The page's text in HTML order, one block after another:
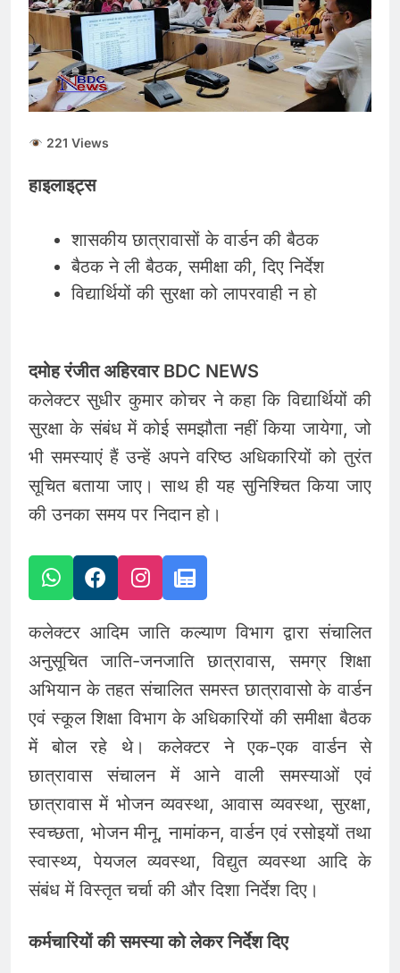
ताजा भाव
भारतीय शेयर बाजार में
सकारात्मक शुरुआत, सेंसेक्स-
निफ्टी हरे निशान पर खुले;
क्रूड ऑयल में नरमी
August 6, 2026
6 अगस्त 2026 पंचांग, मूलांक
और राशिफल: जानिए आज का
221 Views
हाइलाइट्स
शासकीय छात्रावासों के वार्डन की बैठक
बैठक ने ली बैठक, समीक्षा की, दिए निर्देश
विद्यार्थियों की सुरक्षा को लापरवाही न हो
दमोह रंजीत अहिरवार BDC NEWS
कलेक्टर सुधीर कुमार कोचर ने कहा कि विद्यार्थियों की
सुरक्षा के संबंध में कोई समझौता नहीं किया जायेगा, जो
भी समस्याएं हैं उन्हें अपने वरिष्ठ अधिकारियों को तुरंत
सूचित बताया जाए। साथ ही यह सुनिश्चित किया जाए
की उनका समय पर निदान हो।
कलेक्टर आदिम जाति कल्याण विभाग द्वारा संचालित
अनुसूचित जाति-जनजाति छात्रावास, समग्र शिक्षा
अभियान के तहत संचालित समस्त छात्रावासो के वार्डन
एवं स्कूल शिक्षा विभाग के अधिकारियों की समीक्षा बैठक
में बोल रहे थे। कलेक्टर ने एक-एक वार्डन से
छात्रावास संचालन में आने वाली समस्याओं एवं
छात्रावास में भोजन व्यवस्था, आवास व्यवस्था, सुरक्षा,
स्वच्छता, भोजन मीनू, नामांकन, वार्डन एवं रसोइयों तथा
स्वास्थ्य, पेयजल व्यवस्था, विद्युत व्यवस्था आदि के
संबंध में विस्तृत चर्चा की और दिशा निर्देश दिए।
कर्मचारियों की समस्या को लेकर निर्देश दिए